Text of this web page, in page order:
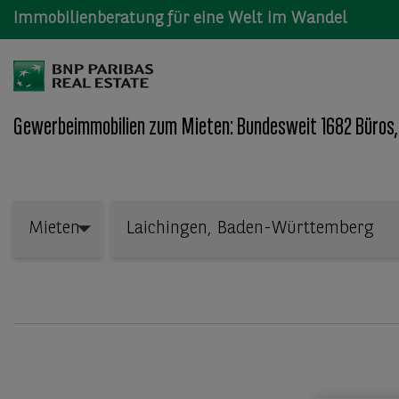
Immobilienberatung für eine Welt im Wandel
Gewerbeimmobilien zum Mieten: Bundesweit 1682
Mieten